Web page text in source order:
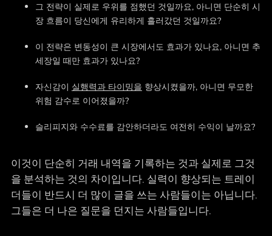
그 전략이 실제로 우위를 점했던 것일까요, 아니면 단순히 시
장 흐름이 당신에게 유리하게 흘러갔던 것일까요?
이 전략은 변동성이 큰 시장에서도 효과가 있나요, 아니면 추
세장일 때만 효과가 있나요?
자신감이 실행력과 타이밍을 향상시켰을까, 아니면 무모한
위험 감수로 이어졌을까?
슬리피지와 수수료를 감안하더라도 여전히 수익이 날까요?
이것이 단순히 거래 내역을 기록하는 것과 실제로 그것
을 분석하는 것의 차이입니다. 실력이 향상되는 트레이
더들이 반드시 더 많이 글을 쓰는 사람들이는 아닙니다.
그들은 더 나은 질문을 던지는 사람들입니다.